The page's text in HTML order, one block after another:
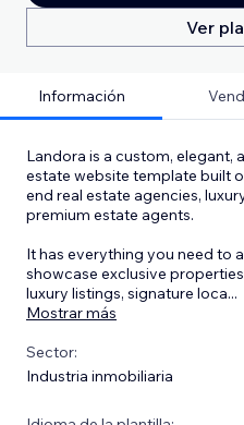
Ver
Información
Landora is a custom, elegant,
estate website template built
end real estate agencies,
premium estate agents.
It has everything you need to
showcase exclusive
luxury listings, signature loca...
Mostrar más
Sector:
Industria inmobiliaria